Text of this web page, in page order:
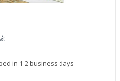
in 1-2 business days